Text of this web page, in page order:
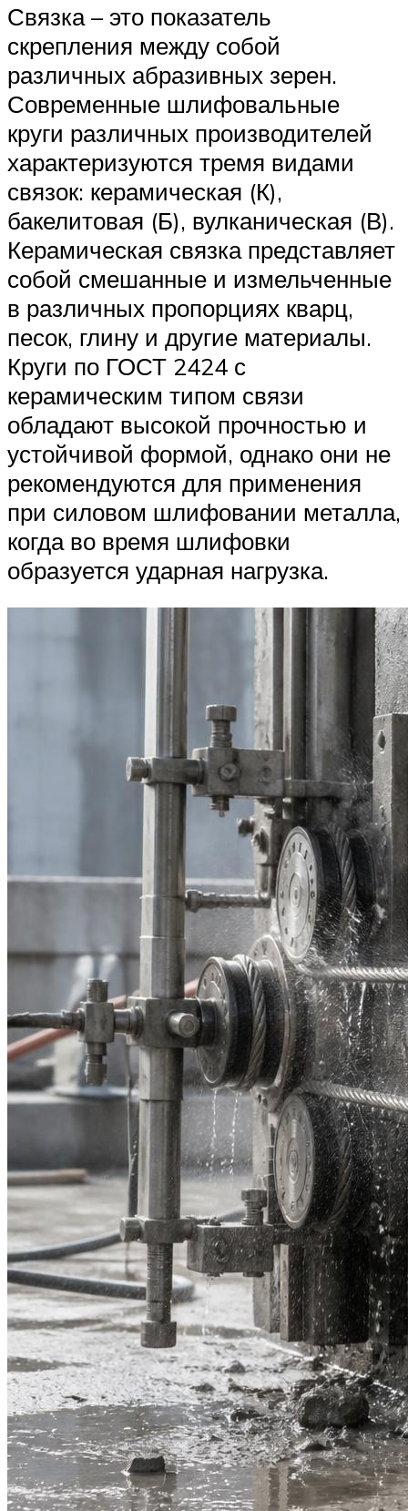
Связка – это показатель
скрепления между собой
различных абразивных зерен.
Современные шлифовальные
круги различных производителей
характеризуются тремя видами
связок: керамическая (К),
бакелитовая (Б), вулканическая (В).
Керамическая связка представляет
собой смешанные и измельченные
в различных пропорциях кварц,
песок, глину и другие материалы.
Круги по ГОСТ 2424 с
керамическим типом связи
обладают высокой прочностью и
устойчивой формой, однако они не
рекомендуются для применения
при силовом шлифовании металла,
когда во время шлифовки
образуется ударная нагрузка.